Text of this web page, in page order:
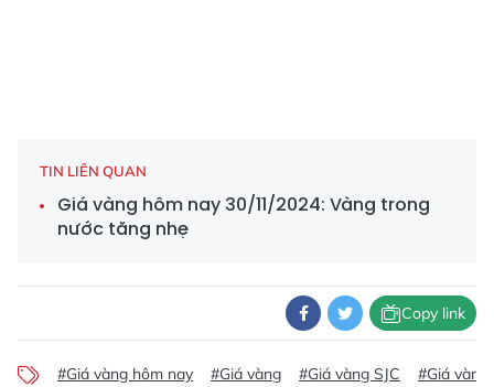
TIN LIÊN QUAN
Giá vàng hôm nay 30/11/2024: Vàng trong
nước tăng nhẹ
Copy link
#Giá vàng hôm nay #Giá vàng #Giá vàng SJC #Giá vàng